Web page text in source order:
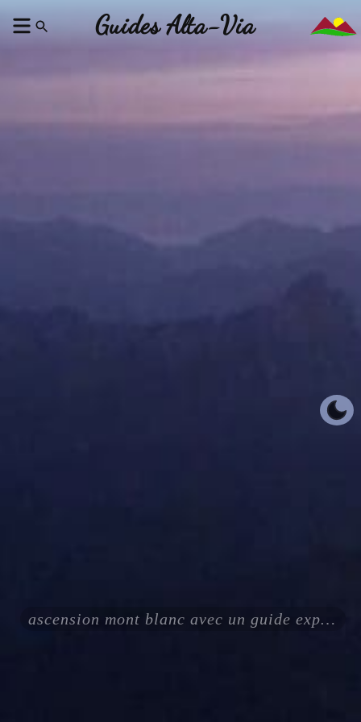
Guides Alta-Via
ascension mont blanc avec un guide expérimenté certifié ENSA UIAGM